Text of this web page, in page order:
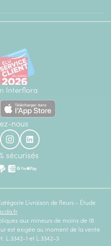
Interflora
nous
sécurisés
Livraison de fleurs - Étude
aux mineurs de moins de 18
est exigée au moment de la vente
L.3342-1 et L.3342-3